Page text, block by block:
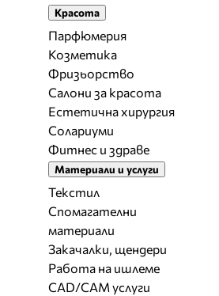
Красота
Парфюмерия
Козметика
Фризьорство
Салони за красота
Естетична хирургия
Солариуми
Фитнес и здраве
Материали и услуги
Текстил
Спомагателни
материали
Закачалки, щендери
Работа на ишлеме
CAD/CAM услуги